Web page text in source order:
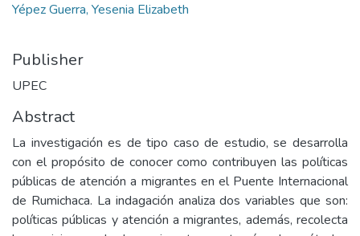
Yépez Guerra, Yesenia Elizabeth
Publisher
UPEC
Abstract
La investigación es de tipo caso de estudio, se desarrolla
con el propósito de conocer como contribuyen las políticas
públicas de atención a migrantes en el Puente Internacional
de Rumichaca. La indagación analiza dos variables que son:
políticas públicas y atención a migrantes, además, recolecta